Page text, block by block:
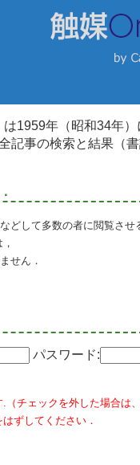
は1959年（昭和34年
記事の検索と結果（
どして多数の者に閲覧させ
せん．
パスワード:
（チェックを外した場合は
ずしてください．